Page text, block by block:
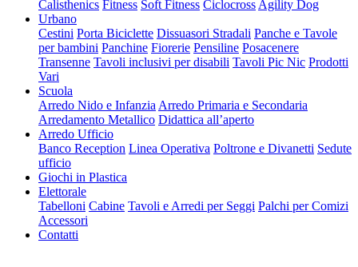
Calisthenics Fitness Soft Fitness Ciclocross Agility Dog
Urbano
Cestini Porta Biciclette Dissuasori Stradali Panche e Tavole
per bambini Panchine Fiorerie Pensiline Posacenere
Transenne Tavoli inclusivi per disabili Tavoli Pic Nic Prodotti
Vari
Scuola
Arredo Nido e Infanzia Arredo Primaria e Secondaria
Arredamento Metallico Didattica all’aperto
Arredo Ufficio
Banco Reception Linea Operativa Poltrone e Divanetti Sedute
ufficio
Giochi in Plastica
Elettorale
Tabelloni Cabine Tavoli e Arredi per Seggi Palchi per Comizi
Accessori
Contatti